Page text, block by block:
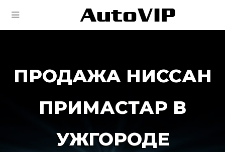
ПРОДАЖА НИССАН
ПРИМАСТАР В
УЖГОРОДЕ